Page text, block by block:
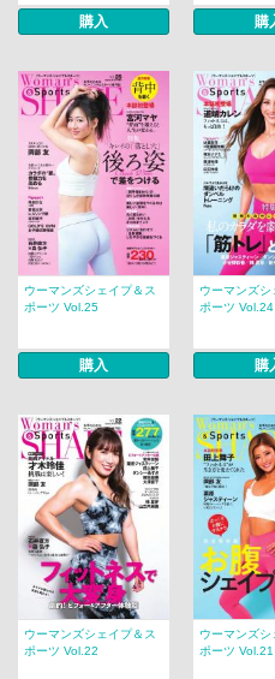
購入 購
ウーマンズシェイプ＆ス
ポーツ Vol.25
購入
ウーマンズシ
ポーツ Vol.24
購
ウーマンズシェイプ＆ス
ポーツ Vol.22
ウーマンズシ
ポーツ Vol.21